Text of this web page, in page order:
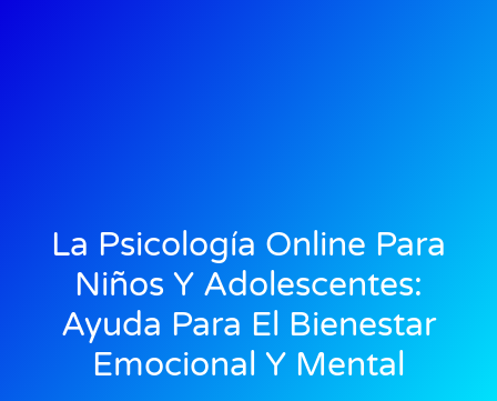
La Psicología Online Para
Niños Y Adolescentes:
Ayuda Para El Bienestar
Emocional Y Mental